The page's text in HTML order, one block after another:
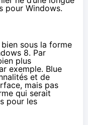
pour Windows.
sous la forme
8. Par
plus
exemple. Blue
et de
mais pas
qui serait
pour les